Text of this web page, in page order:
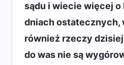
sądu i wiecie więcej
dniach ostatecznych,
również rzeczy
do was nie są